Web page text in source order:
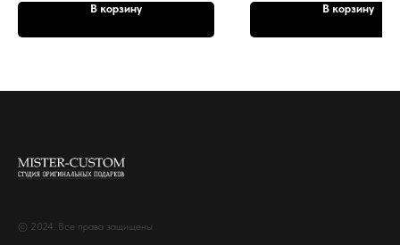
В корзину В корзину
© 2024. Все права защищены